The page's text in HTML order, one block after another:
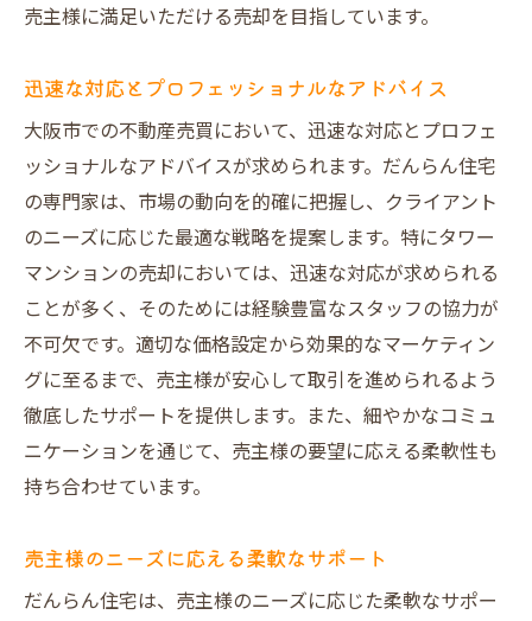
売主様に満足いただける売却を目指しています。
迅速な対応とプロフェッショナルなアドバイス
大阪市での不動産売買において、迅速な対応とプロフェ
ッショナルなアドバイスが求められます。だんらん住宅
の専門家は、市場の動向を的確に把握し、クライアント
のニーズに応じた最適な戦略を提案します。特にタワー
マンションの売却においては、迅速な対応が求められる
ことが多く、そのためには経験豊富なスタッフの協力が
不可欠です。適切な価格設定から効果的なマーケティン
グに至るまで、売主様が安心して取引を進められるよう
徹底したサポートを提供します。また、細やかなコミュ
ニケーションを通じて、売主様の要望に応える柔軟性も
持ち合わせています。
売主様のニーズに応える柔軟なサポート
だんらん住宅は、売主様のニーズに応じた柔軟なサポー